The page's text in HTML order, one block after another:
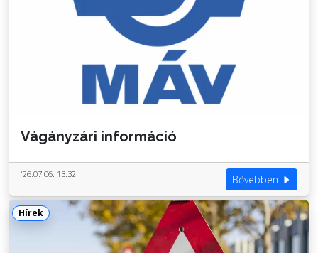
Vágányzári információ
'26.07.06. 13:32 Bővebben
Hírek